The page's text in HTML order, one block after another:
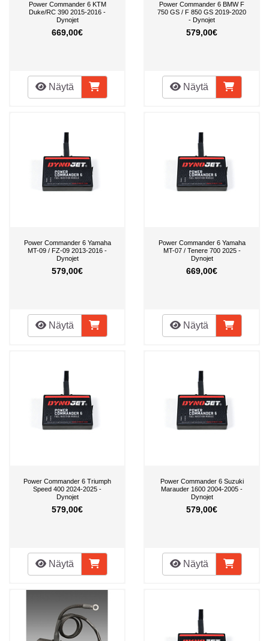
Power Commander 6 KTM
Duke/RC 390 2015-2016 -
Dynojet
669,00€
Näytä
Power Commander 6 BMW F
750 GS / F 850 GS 2019-2020
- Dynojet
579,00€
Näytä
Power Commander 6 Yamaha
MT-09 / FZ-09 2013-2016 -
Dynojet
579,00€
Näytä
Power Commander 6 Yamaha
MT-07 / Tenere 700 2025 -
Dynojet
669,00€
Näytä
Power Commander 6 Triumph
Speed 400 2024-2025 -
Dynojet
579,00€
Näytä
Power Commander 6 Suzuki
Marauder 1600 2004-2005 -
Dynojet
579,00€
Näytä